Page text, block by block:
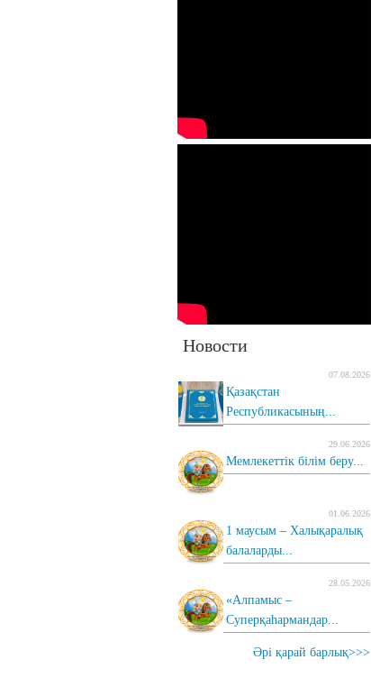
Новости
07.08.2026
Қазақстан
Республикасының...
29.06.2026
Мемлекеттік білім беру...
01.06.2026
1 маусым – Халықаралық
балаларды...
28.05.2026
«Алпамыс –
Суперқаһармандар...
Әрі қарай барлық>>>